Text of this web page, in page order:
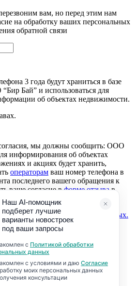
вам, но перед этим нам
на обработку ваших персональных
обратной связи
3 года будут храниться в базе
Бай” и использоваться для
об объектах недвижимости.
мы должны сообщить: ООО
информирования об объектах
и акциях будет хранить,
операторам ваш номер телефона в
последнего вашего обращения к
ваше согласие вформе отзывав
на обработку персональных данных.
связи
недвижимости,